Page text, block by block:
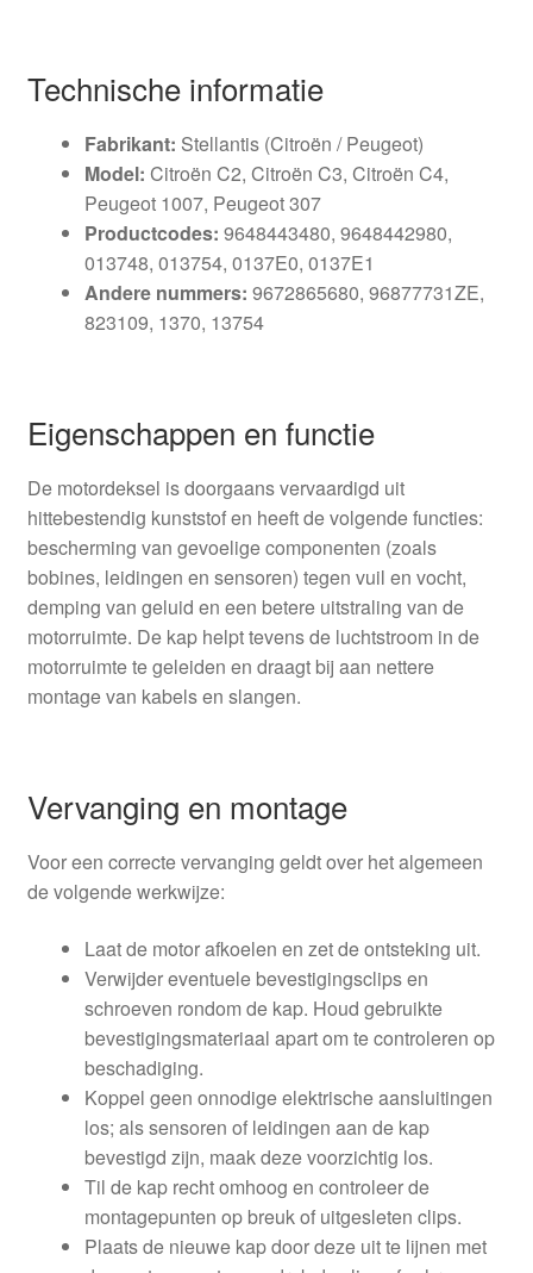
Technische informatie
Fabrikant: Stellantis (Citroën / Peugeot)
Model: Citroën C2, Citroën C3, Citroën C4,
Peugeot 1007, Peugeot 307
Productcodes: 9648443480, 9648442980,
013748, 013754, 0137E0, 0137E1
Andere nummers: 9672865680, 96877731ZE,
823109, 1370, 13754
Eigenschappen en functie
De motordeksel is doorgaans vervaardigd uit
hittebestendig kunststof en heeft de volgende functies:
bescherming van gevoelige componenten (zoals
bobines, leidingen en sensoren) tegen vuil en vocht,
demping van geluid en een betere uitstraling van de
motorruimte. De kap helpt tevens de luchtstroom in de
motorruimte te geleiden en draagt bij aan nettere
montage van kabels en slangen.
Vervanging en montage
Voor een correcte vervanging geldt over het algemeen
de volgende werkwijze:
Laat de motor afkoelen en zet de ontsteking uit.
Verwijder eventuele bevestigingsclips en
schroeven rondom de kap. Houd gebruikte
bevestigingsmateriaal apart om te controleren op
beschadiging.
Koppel geen onnodige elektrische aansluitingen
los; als sensoren of leidingen aan de kap
bevestigd zijn, maak deze voorzichtig los.
Til de kap recht omhoog en controleer de
montagepunten op breuk of uitgesleten clips.
Plaats de nieuwe kap door deze uit te lijnen met